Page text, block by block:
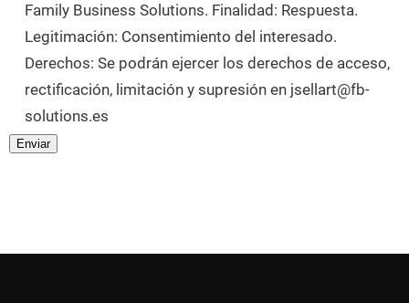
Family Business Solutions. Finalidad: Respuesta.
Legitimación: Consentimiento del interesado.
Derechos: Se podrán ejercer los derechos de acceso,
rectificación, limitación y supresión en jsellart@fb-
solutions.es